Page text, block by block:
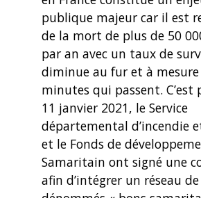
publique majeur car il est
de la mort de plus de 50
par an avec un taux de
diminue au fur et à mesure
minutes qui passent. C’est
11 janvier 2021, le Service
départemental d’incendie
et le Fonds de
Samaritain ont signé une
afin d’intégrer un réseau